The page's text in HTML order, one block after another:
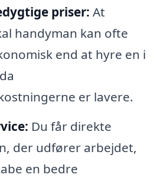
priser: At
handyman kan ofte
end at hyre en i
er lavere.
Du får direkte
der udfører arbejdet,
en bedre